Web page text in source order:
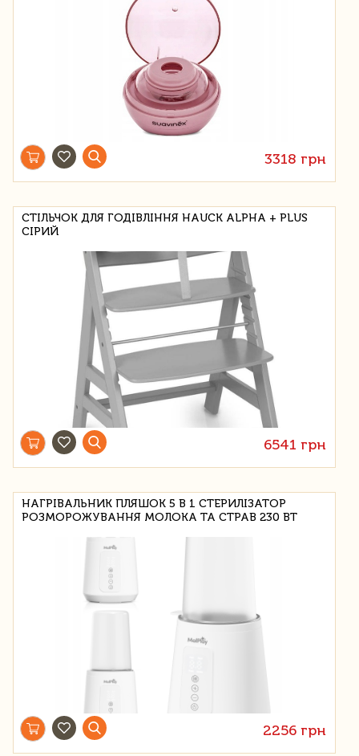
3318 грн
СТІЛЬЧОК ДЛЯ ГОДІВЛІННЯ HAUCK ALPHA + PLUS
СІРИЙ
6541 грн
НАГРІВАЛЬНИК ПЛЯШОК 5 В 1 СТЕРИЛІЗАТОР
РОЗМОРОЖУВАННЯ МОЛОКА ТА СТРАВ 230 ВТ
2256 грн